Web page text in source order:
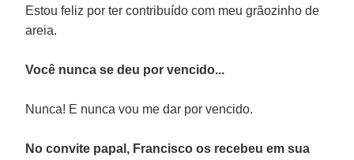
Estou feliz por ter contribuído com meu grãozinho de
areia.
Você nunca se deu por vencido...
Nunca! E nunca vou me dar por vencido.
No convite papal, Francisco os recebeu em sua